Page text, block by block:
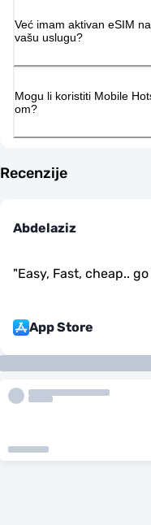
Već imam aktivan eSIM
vašu uslugu?
Mogu li koristiti Mobile
om?
Recenzije
Abdelaziz
"Easy, Fast, cheap..
App Store